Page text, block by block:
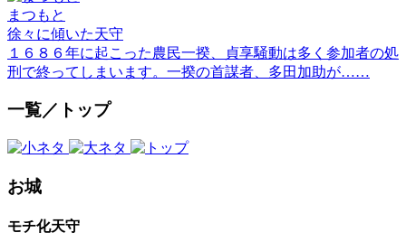
まつもと
徐々に傾いた天守
１６８６年に起こった農民一揆、貞享騒動は多く参加者の処
刑で終ってしまいます。一揆の首謀者、多田加助が……
一覧／トップ
お城
モチ化天守